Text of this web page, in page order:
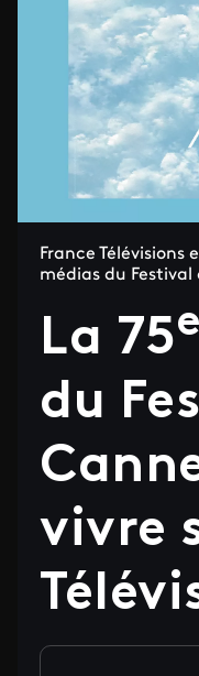
France
médias du Festival
La 75e
du
vivre